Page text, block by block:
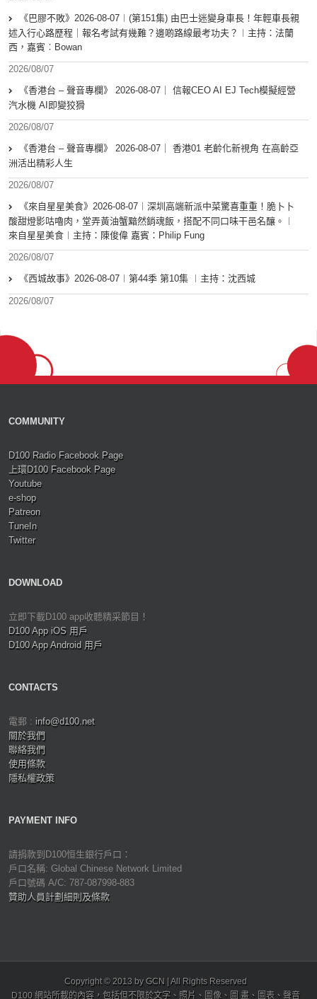
《巴膠不敗》2026-08-07︱(第151集) 由巴士迷變身車長！年輕車長親
述入行心路歷程｜報名考試有幾難？邊啲路線最考功夫？︱主持：法蘭
西，嘉賓︰Bowan
2026/08/07
《香港台 – 聲音專欄》 2026-08-07｜ 信報CEO AI EJ Tech模擬經營
汽水機 AI即變狡猾
2026/08/07
《香港台 – 聲音專欄》 2026-08-07｜ 香港01 老齡化新視角 在高齡亞
洲活出精彩人生
2026/08/07
《來自星星美食》2026-08-07︱深圳高端新派中菜驚喜重重！脆卜卜
酸甜燈影咕嚕肉，堂弄黃油蟹黯然銷魂飯，搭配不同口味干邑名釀。︱
來自星星美食︱主持：陳俊偉 嘉賓：Philip Fung
2026/08/07
《西城故事》2026-08-07︱第44季 第10集 ︱主持：沈西城
2026/08/07
COMMUNITY
D100 Radio Facebook Page
上環D100 Facebook Page
Youtube
e-shop
Patreon
TuneIn
Twitter
DOWNLOAD
立即下載D100 app收聽精采節目！
D100 App iOS 用戶
D100 App Android 用戶
CONTACTS
電郵 : info@d100.net
關於我們
聯絡我們
使用條款
隱私權政策
PAYMENT INFO
請捐款到D100恒生銀行戶口：
戶口名稱: Global Chinese Network Limited
戶口號碼 A/C: 787-087998-883
贊助人員計劃細則及條款
Copyright © 2013 by GCN | All Rights Reserved
D100 網站所載的內容，包括但不限於文字、照片、圖像、圖 畫、圖表、聲音